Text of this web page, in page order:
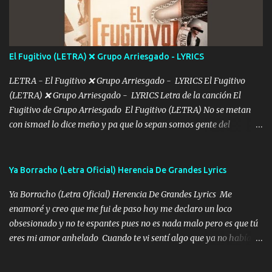
más Si te sientes sola no me llames porfa Me pongo sencible e
imagino tu sombra Clase azul es el tequila e interior la ropa Clip
cap la champagne el polvo es color rosa Me contacto un ángel eres
tú mi hermosa La que me alegra los días y sigo tomando Y
pensar... Que tú ya no vas a estar Pasarán... Solito me dejaras
Intentar... ...
El Fugitivo (LETRA) ❌ Grupo Arriesgado - LYRICS
LETRA - El Fugitivo ❌ Grupo Arriesgado - LYRICS El Fugitivo
(LETRA) ❌ Grupo Arriesgado - LYRICS Letra de la canción El
Fugitivo de Grupo Arriesgado El Fugitivo (LETRA) No se metan
con ismael lo dice meño y pa que lo sepan somos gente del
grande traemos la bandera 04 se oye por los radios y bien
ofrece también peleam'os bien atentó el compa huicho la corta al
cinto y radios colgados cuando salimos del rancho carros
blindándos y bien equipados no somos gente de problemas pero
defendemos muy bien nuestra tierra buena sombra nos cobija y el
Ya Borracho (Letra Oficial) Herencia De Grandes Lyrics
Ya Borracho (Letra Oficial) Herencia De Grandes Lyrics Me
enamoré y creo que me fui de paso hoy me declaro un loco
obsesionado y no te espantes pues no es nada malo pero es que tú
eres mi amor anhelado Cuando te vi sentí algo que ya no había